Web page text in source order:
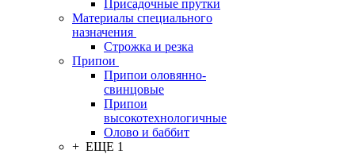
Присадочные прутки
Материалы специального
назначения
Строжка и резка
Припои
Припои оловянно-
свинцовые
Припои
высокотехнологичные
Олово и баббит
+ ЕЩЕ 1